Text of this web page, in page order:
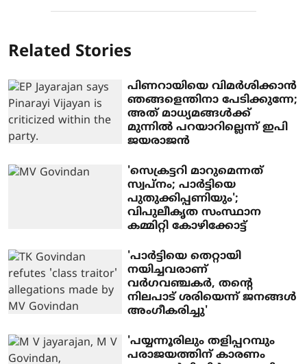
Related Stories
പിണറായിയെ വിമര്‍ശിക്കാന്‍
ഞങ്ങളെന്തിനാ പേടിക്കുന്നേ;
അത് മാധ്യമങ്ങള്‍ക്ക്
മുന്നില്‍ പറയാറില്ലെന്ന് ഇപി
ജയരാജന്‍
'സെക്രട്ടറി മാറുമെന്നത്
സ്വപ്‌നം; പാര്‍ട്ടിയെ
പുതുക്കിപ്പണിയും';
വിപുലീകൃത സംസ്ഥാന
കമ്മിറ്റി കോഴിക്കോട്ട്
'പാര്‍ട്ടിയെ തെറ്റായി
നയിച്ചവരാണ്
വര്‍ഗവഞ്ചകര്‍, തന്റെ
നിലപാട് ശരിയെന്ന് ജനങ്ങള്‍
അംഗീകരിച്ചു'
'പയ്യന്നൂരിലും തളിപ്പറമ്പും
പരാജയത്തിന് കാരണം